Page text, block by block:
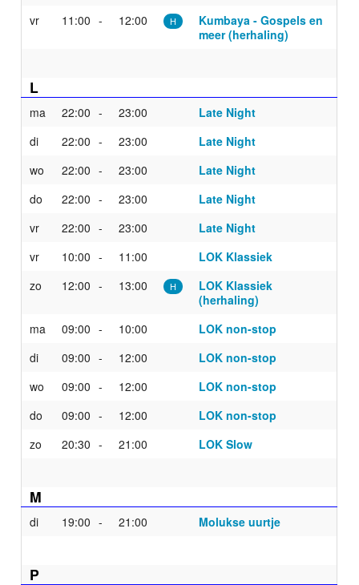
vr
11:00 12:00 H
Kumbaya - Gospels en
meer (herhaling)
L
ma 22:00 23:00
Late Night
di
22:00 23:00
Late Night
wo
22:00 23:00
Late Night
do
22:00 23:00
Late Night
vr
22:00 23:00
Late Night
vr
10:00 11:00
LOK Klassiek
zo
12:00 13:00 H
LOK Klassiek
(herhaling)
ma
09:00 10:00
LOK non-stop
di
09:00 12:00
LOK non-stop
wo
09:00 12:00
LOK non-stop
do
09:00 12:00
LOK non-stop
zo
20:30 21:00 LOK Slow
M
di 19:00 21:00 Molukse uurtje
P